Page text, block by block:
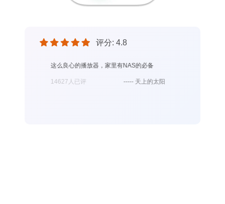
评分: 4.8
这么良心的播放器，家里有NAS的必备
14627人已评 ----- 天上的太阳